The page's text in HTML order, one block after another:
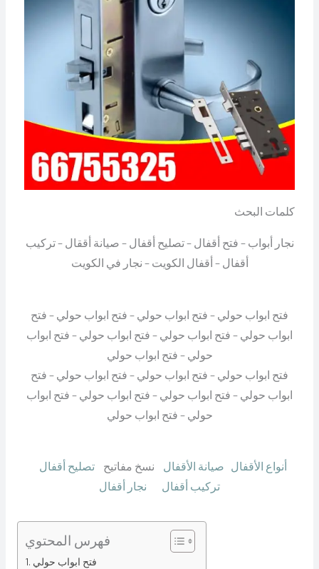
كلمات البحث
نجار أبواب – فتح أقفال – تصليح أقفال – صيانة أققال – تركيب
أقفال – أقفال الكويت – نجار في الكويت
فتح ابواب حولي – فتح ابواب حولي – فتح ابواب حولي – فتح
ابواب حولي – فتح ابواب حولي – فتح ابواب حولي – فتح ابواب
حولي – فتح ابواب حولي
فتح ابواب حولي – فتح ابواب حولي – فتح ابواب حولي – فتح
ابواب حولي – فتح ابواب حولي – فتح ابواب حولي – فتح ابواب
حولي – فتح ابواب حولي
أنواع الأقفال صيانة الأقفال نسخ مفاتيحتصليح أقفال
تركيب أقفال
نجار أقفال
فهرس المحتوي
فتح ابواب حولي